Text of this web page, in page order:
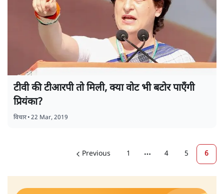
टीवी की टीआरपी तो मिली, क्या वोट भी बटोर पाएँगी
प्रियंका?
विचार•22 Mar, 2019
Previous 1 More pages
4 5 6